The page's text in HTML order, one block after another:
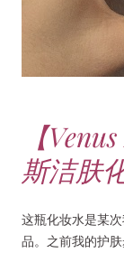
【
斯洁肤
这瓶化妆水是某
品。之前我的护